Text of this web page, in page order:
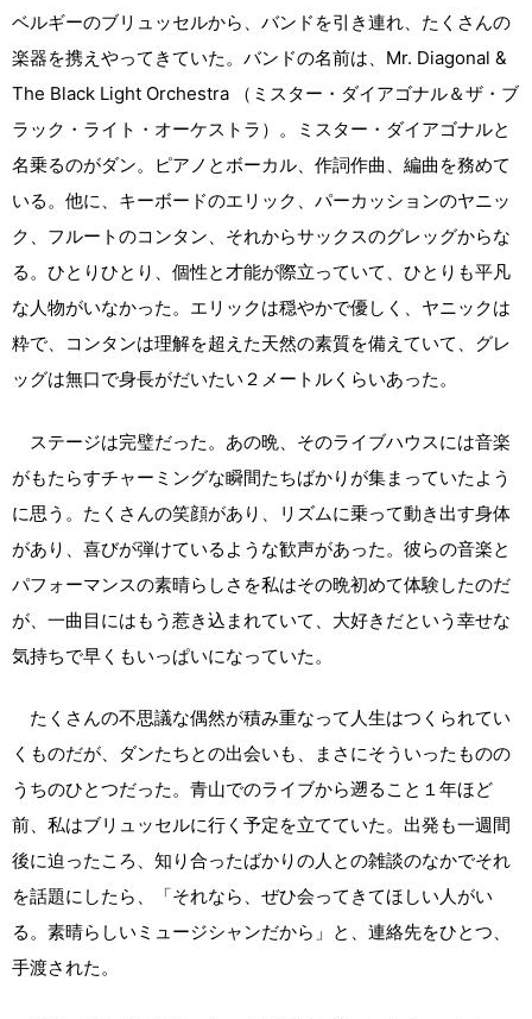
ベルギーのブリュッセルから、バンドを引き連れ、たくさんの
楽器を携えやってきていた。バンドの名前は、Mr. Diagonal &
The Black Light Orchestra （ミスター・ダイアゴナル＆ザ・ブ
ラック・ライト・オーケストラ）。ミスター・ダイアゴナルと
名乗るのがダン。ピアノとボーカル、作詞作曲、編曲を務めて
いる。他に、キーボードのエリック、パーカッションのヤニッ
ク、フルートのコンタン、それからサックスのグレッグからな
る。ひとりひとり、個性と才能が際立っていて、ひとりも平凡
な人物がいなかった。エリックは穏やかで優しく、ヤニックは
粋で、コンタンは理解を超えた天然の素質を備えていて、グレ
ッグは無口で身長がだいたい２メートルくらいあった。
ステージは完璧だった。あの晩、そのライブハウスには音楽
がもたらすチャーミングな瞬間たちばかりが集まっていたよう
に思う。たくさんの笑顔があり、リズムに乗って動き出す身体
があり、喜びが弾けているような歓声があった。彼らの音楽と
パフォーマンスの素晴らしさを私はその晩初めて体験したのだ
が、一曲目にはもう惹き込まれていて、大好きだという幸せな
気持ちで早くもいっぱいになっていた。
たくさんの不思議な偶然が積み重なって人生はつくられてい
くものだが、ダンたちとの出会いも、まさにそういったものの
うちのひとつだった。青山でのライブから遡ること１年ほど
前、私はブリュッセルに行く予定を立てていた。出発も一週間
後に迫ったころ、知り合ったばかりの人との雑談のなかでそれ
を話題にしたら、「それなら、ぜひ会ってきてほしい人がい
る。素晴らしいミュージシャンだから」と、連絡先をひとつ、
手渡された。